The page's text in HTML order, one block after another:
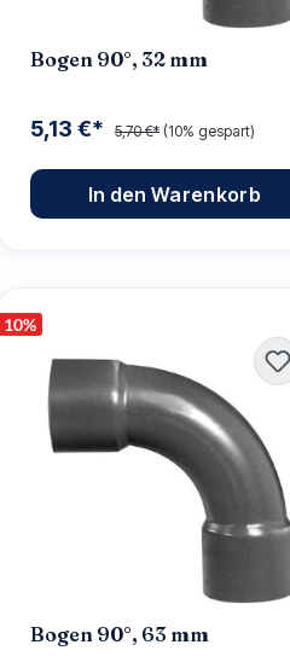
Bogen 90°, 32 mm
5,13 €* 5,70 €* (10% gespart)
In den Warenkorb
10%
Bogen 90°, 63 mm